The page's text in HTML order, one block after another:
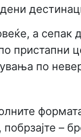
а сепак
пристапни
по
–